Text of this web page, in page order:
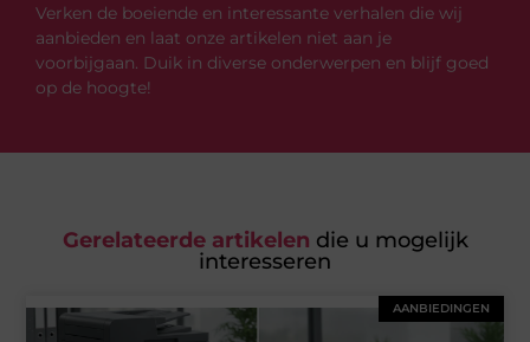
Verken de boeiende en interessante verhalen die wij
aanbieden en laat onze artikelen niet aan je
voorbijgaan. Duik in diverse onderwerpen en blijf goed
op de hoogte!
Gerelateerde artikelen die u mogelijk
interesseren
AANBIEDINGEN